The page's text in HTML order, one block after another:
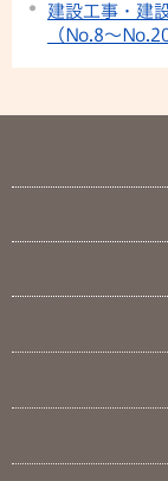
建設工事・建
（No.8～No.20